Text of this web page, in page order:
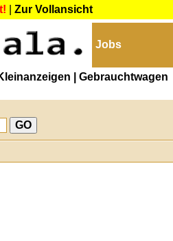
Zur Vollansicht
Jobs
Kleinanzeigen
| Gebrauchtwagen